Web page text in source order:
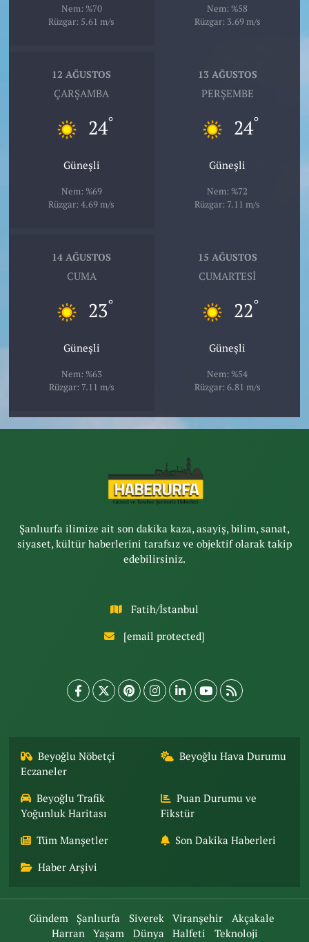
Nem: %70
Rüzgar: 5.61 m/s
Nem: %58
Rüzgar: 3.69 m/s
12 AĞUSTOS
ÇARŞAMBA
24°
Güneşli
Nem: %69
Rüzgar: 4.69 m/s
13 AĞUSTOS
PERŞEMBE
24°
Güneşli
Nem: %72
Rüzgar: 7.11 m/s
14 AĞUSTOS
CUMA
23°
Güneşli
Nem: %63
Rüzgar: 7.11 m/s
15 AĞUSTOS
CUMARTESI
22°
Güneşli
Nem: %54
Rüzgar: 6.81 m/s
Şanlıurfa ilimize ait son dakika kaza, asayiş, bilim, sanat,
siyaset, kültür haberlerini tarafsız ve objektif olarak takip
edebilirsiniz.
Fatih/İstanbul
[email protected]
Beyoğlu Nöbetçi
Eczaneler
Beyoğlu Hava Durumu
Beyoğlu Trafik
Yoğunluk Haritası
Puan Durumu ve
Fikstür
Tüm Manşetler Son Dakika Haberleri
Haber Arşivi
Gündem Şanlıurfa Siverek Viranşehir
Akçakale
Harran
Yaşam Dünya Halfeti Teknoloji